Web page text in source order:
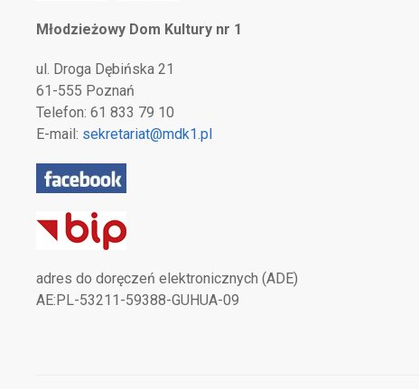
Młodzieżowy Dom Kultury nr 1
ul. Droga Dębińska 21
61-555 Poznań
Telefon: 61 833 79 10
E-mail: sekretariat@mdk1.pl
adres do doręczeń elektronicznych (ADE)
AE:PL-53211-59388-GUHUA-09